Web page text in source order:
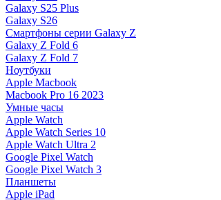
Galaxy S25 Plus
Galaxy S26
Смартфоны серии Galaxy Z
Galaxy Z Fold 6
Galaxy Z Fold 7
Ноутбуки
Apple Macbook
Macbook Pro 16 2023
Умные часы
Apple Watch
Apple Watch Series 10
Apple Watch Ultra 2
Google Pixel Watch
Google Pixel Watch 3
Планшеты
Apple iPad